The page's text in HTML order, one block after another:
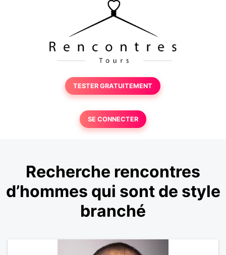
TESTER GRATUITEMENT
SE CONNECTER
Recherche rencontres
d’hommes qui sont de style
branché